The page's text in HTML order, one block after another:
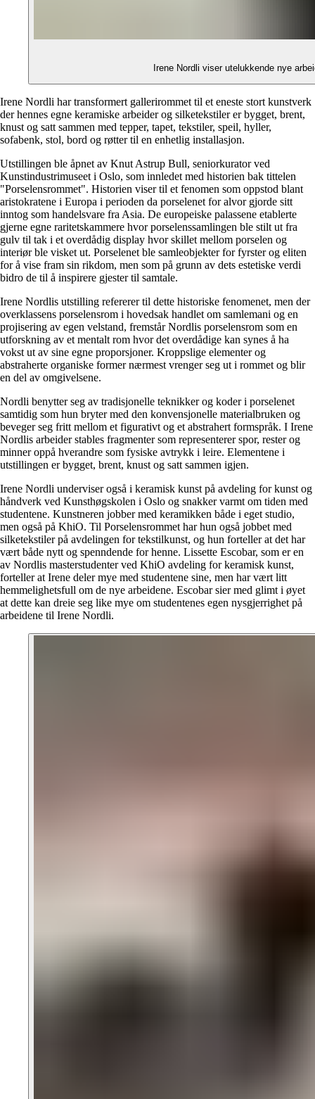
Irene Nordli har transformert gallerirommet til et eneste stort kunstverk
der hennes egne keramiske arbeider og silketekstiler er bygget, brent,
knust og satt sammen med tepper, tapet, tekstiler, speil, hyller,
sofabenk, stol, bord og røtter til en enhetlig installasjon.
Utstillingen ble åpnet av Knut Astrup Bull, seniorkurator ved
Kunstindustrimuseet i Oslo, som innledet med historien bak tittelen
"Porselensrommet". Historien viser til et fenomen som oppstod blant
aristokratene i Europa i perioden da porselenet for alvor gjorde sitt
inntog som handelsvare fra Asia. De europeiske palassene etablerte
gjerne egne raritetskammere hvor porselenssamlingen ble stilt ut fra
gulv til tak i et overdådig display hvor skillet mellom porselen og
interiør ble visket ut. Porselenet ble samleobjekter for fyrster og eliten
for å vise fram sin rikdom, men som på grunn av dets estetiske verdi
bidro de til å inspirere gjester til samtale.
Irene Nordlis utstilling refererer til dette historiske fenomenet, men der
overklassens porselensrom i hovedsak handlet om samlemani og en
projisering av egen velstand, fremstår Nordlis porselensrom som en
utforskning av et mentalt rom hvor det overdådige kan synes å ha
vokst ut av sine egne proporsjoner. Kroppslige elementer og
abstraherte organiske former nærmest vrenger seg ut i rommet og blir
en del av omgivelsene.
Nordli benytter seg av tradisjonelle teknikker og koder i porselenet
samtidig som hun bryter med den konvensjonelle materialbruken og
beveger seg fritt mellom et figurativt og et abstrahert formspråk. I Irene
Nordlis arbeider stables fragmenter som representerer spor, rester og
minner oppå hverandre som fysiske avtrykk i leire. Elementene i
utstillingen er bygget, brent, knust og satt sammen igjen.
Irene Nordli underviser også i keramisk kunst på avdeling for kunst og
håndverk ved Kunsthøgskolen i Oslo og snakker varmt om tiden med
studentene. Kunstneren jobber med keramikken både i eget studio,
men også på KhiO. Til Porselensrommet har hun også jobbet med
silketekstiler på avdelingen for tekstilkunst, og hun forteller at det har
vært både nytt og spenndende for henne. Lissette Escobar, som er en
av Nordlis masterstudenter ved KhiO avdeling for keramisk kunst,
forteller at Irene deler mye med studentene sine, men har vært litt
hemmelighetsfull om de nye arbeidene. Escobar sier med glimt i øyet
at dette kan dreie seg like mye om studentenes egen nysgjerrighet på
arbeidene til Irene Nordli.